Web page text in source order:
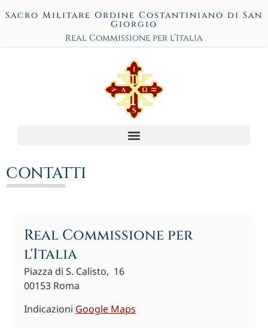
Sacro Militare Ordine Costantiniano di San
Giorgio
Real Commissione per l’Italia
CONTATTI
Real Commissione per
l'Italia
Piazza di S. Calisto, 16
00153 Roma
Indicazioni Google Maps